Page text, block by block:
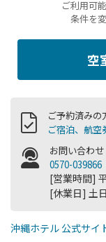
ご利用可
条件を
空
ご予約済みの
ご宿泊、航空
お問い合わせ
0570-039866
[営業時間]
[休業日] 土
沖縄ホテル 公式サイ